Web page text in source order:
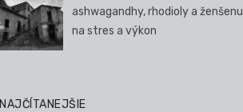
ashwagandhy, rhodioly a ženšenu
na stres a výkon
NAJČÍTANEJŠIE